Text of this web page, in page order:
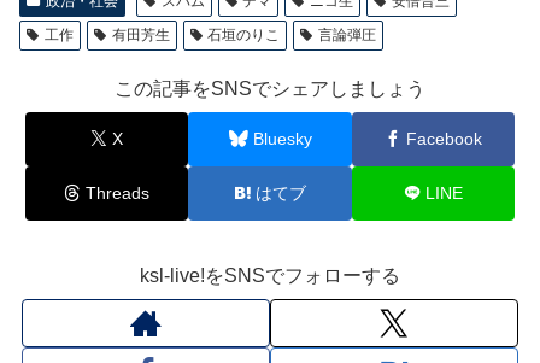
工作
有田芳生 石垣のりこ 言論弾圧
この記事をSNSでシェアしましょう
X Bluesky Facebook
Threads はてブ LINE
ksl-live!をSNSでフォローする